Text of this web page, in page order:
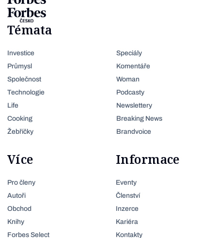
Témata
Investice
Průmysl
Společnost
Technologie
Life
Cooking
Žebříčky
Speciály
Komentáře
Woman
Podcasty
Newslettery
Breaking News
Brandvoice
Více
Pro členy
Autoři
Obchod
Knihy
Forbes Select
Informace
Eventy
Členství
Inzerce
Kariéra
Kontakty